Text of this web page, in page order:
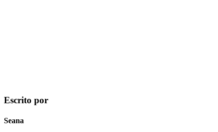
Escrito por
Seana